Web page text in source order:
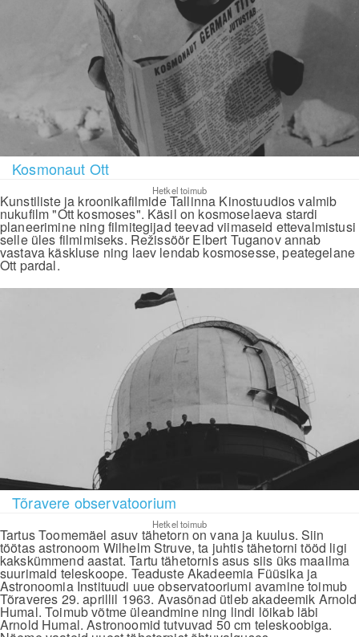
Kosmonaut Ott
Hetkel toimub
Kunstiliste ja kroonikafilmide Tallinna Kinostuudios valmib
nukufilm "Ott kosmoses". Käsil on kosmoselaeva stardi
planeerimine ning filmitegijad teevad viimaseid ettevalmistusi
selle üles filmimiseks. Režissöör Elbert Tuganov annab
vastava käskluse ning laev lendab kosmosesse, peategelane
Ott pardal.
Tõravere observatoorium
Hetkel toimub
Tartus Toomemäel asuv tähetorn on vana ja kuulus. Siin
töötas astronoom Wilhelm Struve, ta juhtis tähetorni tööd ligi
kakskümmend aastat. Tartu tähetornis asus siis üks maailma
suurimaid teleskoope. Teaduste Akadeemia Füüsika ja
Astronoomia Instituudi uue observatooriumi avamine toimub
Tõraveres 29. aprillil 1963. Avasõnad ütleb akadeemik Arnold
Humal. Toimub võtme üleandmine ning lindi lõikab läbi
Arnold Humal. Astronoomid tutvuvad 50 cm teleskoobiga.